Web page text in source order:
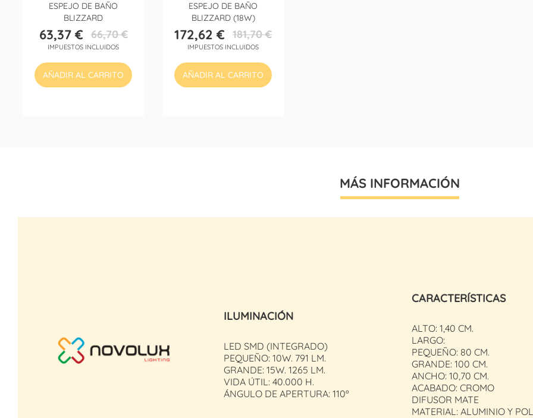
ESPEJO DE BAÑO
BLIZZARD
Precio
63,37 €Precio
base
66,70 €
IMPUESTOS INCLUIDOS
AÑADIR AL CARRITO
ESPEJO DE BAÑO
BLIZZARD (18W)
Precio
172,62 €Precio
base
181,70 €
IMPUESTOS INCLUIDOS
AÑADIR AL CARRITO
MÁS INFORMACIÓN
ILUMINACIÓN
LED SMD (INTEGRADO)
PEQUEÑO: 10W. 791 LM.
GRANDE: 15W. 1265 LM.
VIDA ÚTIL: 40.000 H.
ÁNGULO DE APERTURA: 110º
CARACTERÍSTICAS
ALTO: 1,40 CM.
LARGO:
PEQUEÑO: 80 CM.
GRANDE: 100 CM.
ANCHO: 10,70 CM.
ACABADO: CROMO
DIFUSOR MATE
MATERIAL: ALUMINIO Y